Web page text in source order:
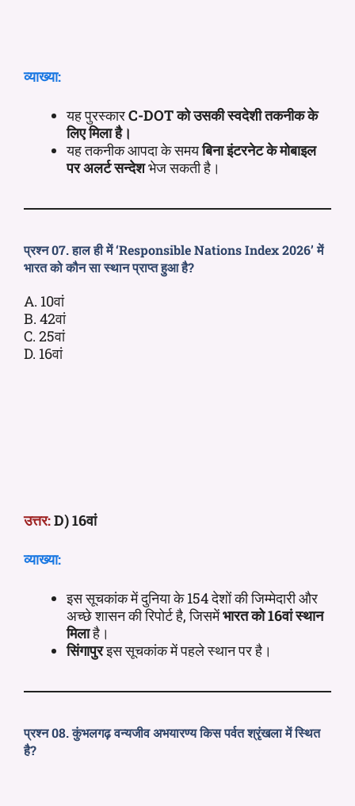
व्याख्या:
यह पुरस्कारC-DOT को उसकी स्वदेशी तकनीक के
लिए मिला है।
यह तकनीक आपदा के समयबिना इंटरनेट के मोबाइल
पर अलर्ट सन्देशभेज सकती है।
प्रश्न 07. हाल ही में ‘Responsible Nations Index 2026’ में
भारत को कौन सा स्थान प्राप्त हुआ है?
A. 10वां
B. 42वां
C. 25वां
D. 16वां
उत्तर:D) 16वां
व्याख्या:
इस सूचकांक में दुनिया के 154 देशों की जिम्मेदारी और
अच्छे शासन की रिपोर्ट है, जिसमेंभारत को 16वां स्थान
मिलाहै।
सिंगापुरइस सूचकांक में पहले स्थान पर है।
प्रश्न 08. कुंभलगढ़ वन्यजीव अभयारण्य किस पर्वत श्रृंखला में स्थित
है?